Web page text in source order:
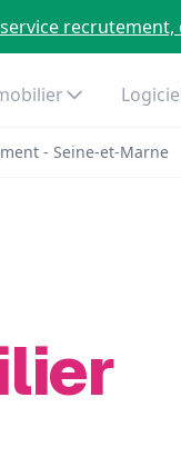
recrutement,
- Seine-et-Marne